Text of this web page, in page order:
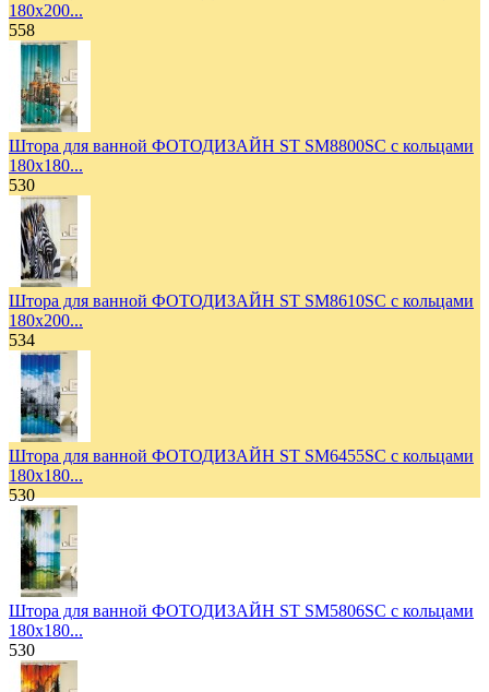
180х200...
558
Штора для ванной ФОТОДИЗАЙН ST SM8800SC с кольцами
180х180...
530
Штора для ванной ФОТОДИЗАЙН ST SM8610SC с кольцами
180х200...
534
Штора для ванной ФОТОДИЗАЙН ST SM6455SC с кольцами
180х180...
530
Штора для ванной ФОТОДИЗАЙН ST SM5806SC с кольцами
180х180...
530